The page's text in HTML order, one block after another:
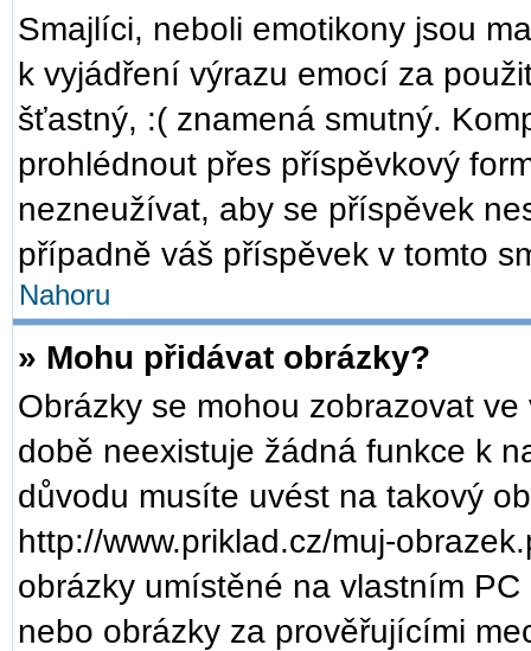
Smajlíci, neboli emotikony jsou
k vyjádření výrazu emocí za
šťastný, :( znamená smutný.
prohlédnout přes příspěvkový
nezneužívat, aby se příspěvek
případně váš příspěvek v tomto
Nahoru
» Mohu přidávat obrázky?
Obrázky se mohou zobrazovat
době neexistuje žádná funkce k
důvodu musíte uvést na takový
http://www.priklad.cz/muj-
obrázky umístěné na vlastním
nebo obrázky za prověřujícími